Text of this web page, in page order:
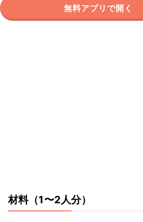
無料アプリで開く
材料（1〜2人分）